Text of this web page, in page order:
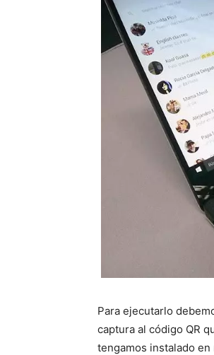
Para ejecutarlo
captura al código QR
tengamos instalado